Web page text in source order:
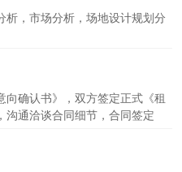
析，市场分析，场地设计规划分
向确认书》，双方签定正式《租
沟通洽谈合同细节，合同签定